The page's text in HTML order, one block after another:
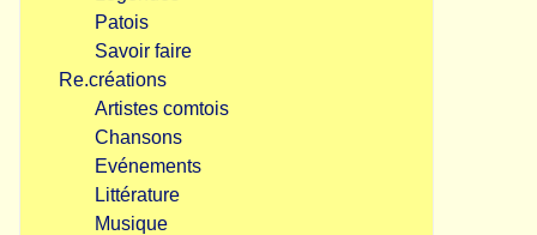
Patois
Savoir faire
Re.créations
Artistes comtois
Chansons
Evénements
Littérature
Musique